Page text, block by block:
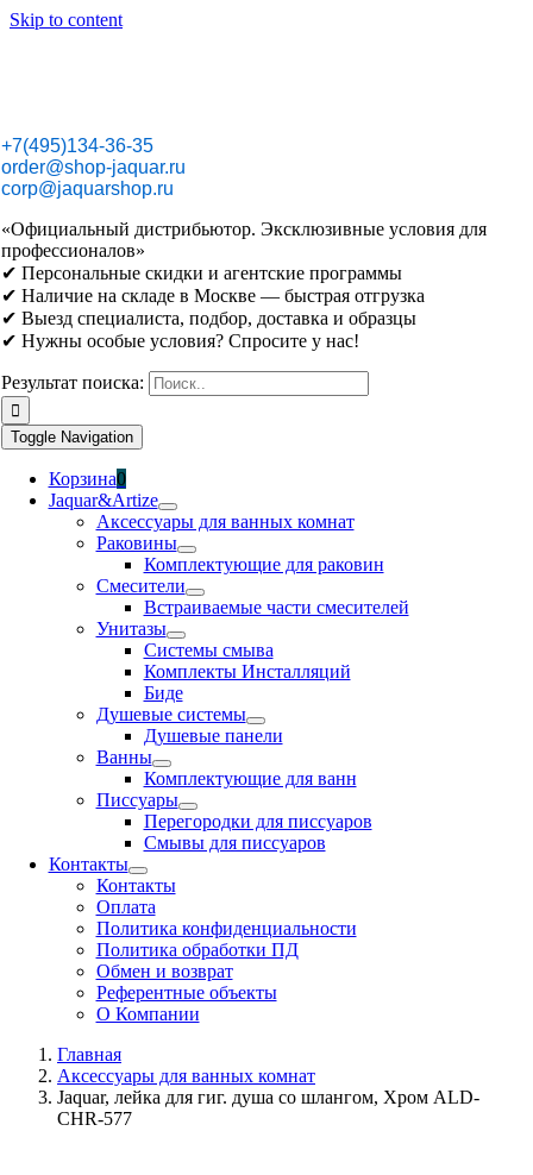
Skip to content
+7(495)134-36-35
order@shop-jaquar.ru
corp@jaquarshop.ru
«Официальный дистрибьютор. Эксклюзивные условия для
профессионалов»
✔ Персональные скидки и агентские программы
✔ Наличие на складе в Москве — быстрая отгрузка
✔ Выезд специалиста, подбор, доставка и образцы
✔ Нужны особые условия? Спросите у нас!
Результат поиска:
Toggle Navigation
Корзина0
Jaquar&Artize
Аксессуары для ванных комнат
Раковины
Комплектующие для раковин
Смесители
Встраиваемые части смесителей
Унитазы
Системы смыва
Комплекты Инсталляций
Биде
Душевые системы
Душевые панели
Ванны
Комплектующие для ванн
Писсуары
Перегородки для писсуаров
Смывы для писсуаров
Контакты
Контакты
Оплата
Политика конфиденциальности
Политика обработки ПД
Обмен и возврат
Референтные объекты
О Компании
Главная
Аксессуары для ванных комнат
Jaquar, лейка для гиг. душа со шлангом, Хром ALD-
CHR-577